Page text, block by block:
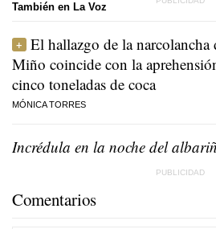
También en La Voz
El hallazgo de la narcolancha
Miño coincide con la
cinco toneladas de coca
MÓNICA TORRES
Incrédula en la noche del
Comentarios